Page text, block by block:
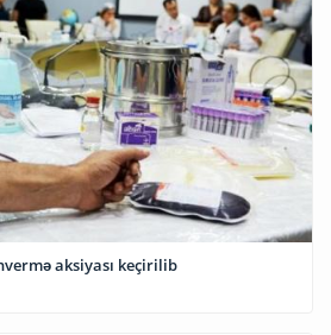
aksiyası keçirilib